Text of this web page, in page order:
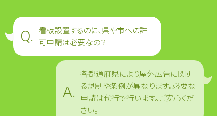
看板設置するのに、県や市への許
可申請は必要なの？
各都道府県により屋外広告に関す
る規制や条例が異なります。必要な
申請は代行で行います。ご安心くだ
さい。